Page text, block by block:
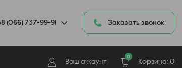
(066) 737-99-91 Заказать звонок
Ваш аккаунт
0
Корзина: 0